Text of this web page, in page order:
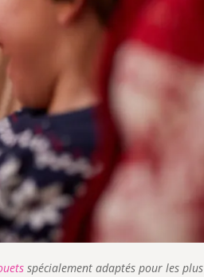
spécialement adaptés pour les plus